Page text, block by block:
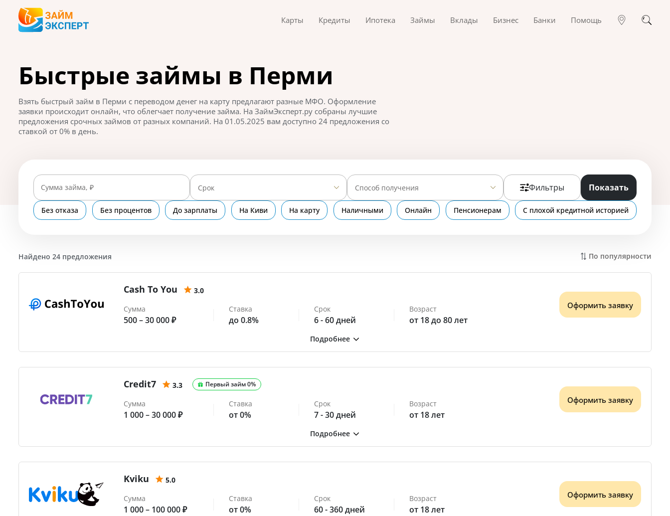
Карты Кредиты Ипотека Займы Вклады Бизнес Банки Помощь
Быстрые займы в Перми
Взять быстрый займ в Перми с переводом денег на карту предлагают разные МФО. Оформление
заявки происходит онлайн, что облегчает получение займа. На ЗаймЭксперт.ру собраны лучшие
предложения срочных займов от разных компаний. На 01.05.2025 вам доступно 24 предложения со
ставкой от 0% в день.
Сумма займа, ₽ Срок Способ получения Фильтры Показать
Без отказа Без процентов До зарплаты На Киви На карту Наличными Онлайн Пенсионерам С плохой кредитной историей
Найдено 24 предложения По популярности
Cash To You
3.0
Сумма
500 – 30 000 ₽
Ставка
до 0.8%
Срок
6 - 60 дней
Возраст
от 18 до 80 лет
Оформить заявку
Credit7 3.3 Первый займ 0%
Сумма
1 000 – 30 000 ₽
Ставка
от 0%
Срок
7 - 30 дней
Возраст
от 18 лет
Оформить заявку
Kviku
5.0
Сумма
1 000 – 100 000 ₽
Ставка
от 0%
Срок
60 - 360 дней
Возраст
от 18 лет
Оформить заявку